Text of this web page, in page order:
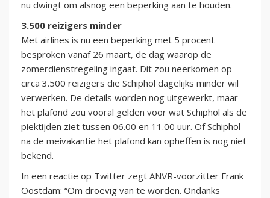
nu dwingt om alsnog een beperking aan te houden.
3.500 reizigers minder
Met airlines is nu een beperking met 5 procent
besproken vanaf 26 maart, de dag waarop de
zomerdienstregeling ingaat. Dit zou neerkomen op
circa 3.500 reizigers die Schiphol dagelijks minder wil
verwerken. De details worden nog uitgewerkt, maar
het plafond zou vooral gelden voor wat Schiphol als de
piektijden ziet tussen 06.00 en 11.00 uur. Of Schiphol
na de meivakantie het plafond kan opheffen is nog niet
bekend.
In een reactie op Twitter zegt ANVR-voorzitter Frank
Oostdam: “Om droevig van te worden. Ondanks